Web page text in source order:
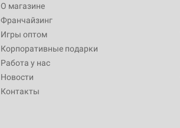
О магазине
Франчайзинг
Игры оптом
Корпоративные подарки
Работа у нас
Новости
Контакты
Настольная игра Hobby World Ужас
3 490